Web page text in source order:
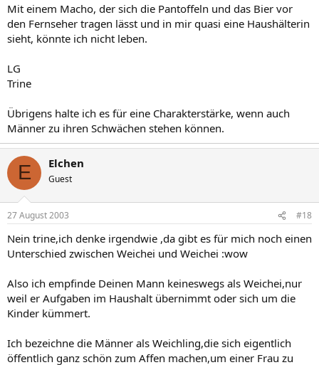
Mit einem Macho, der sich die Pantoffeln und das Bier vor
den Fernseher tragen lässt und in mir quasi eine Haushälterin
sieht, könnte ich nicht leben.
LG
Trine
Übrigens halte ich es für eine Charakterstärke, wenn auch
Männer zu ihren Schwächen stehen können.
E Elchen
Guest
27 August 2003 #18
Nein trine,ich denke irgendwie ,da gibt es für mich noch einen
Unterschied zwischen Weichei und Weichei :wow
Also ich empfinde Deinen Mann keineswegs als Weichei,nur
weil er Aufgaben im Haushalt übernimmt oder sich um die
Kinder kümmert.
Ich bezeichne die Männer als Weichling,die sich eigentlich
öffentlich ganz schön zum Affen machen,um einer Frau zu